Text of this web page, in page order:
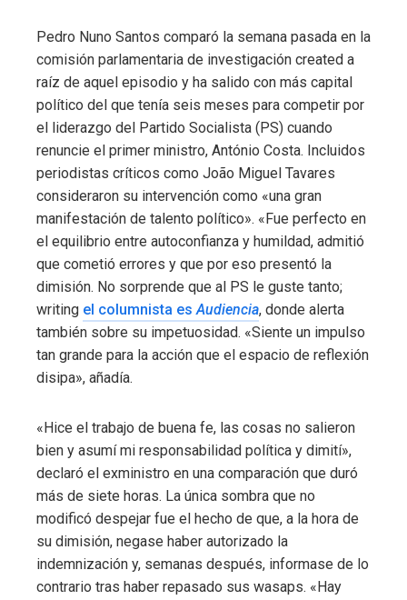
Pedro Nuno Santos comparó la semana pasada en la
comisión parlamentaria de investigación created a
raíz de aquel episodio y ha salido con más capital
político del que tenía seis meses para competir por
el liderazgo del Partido Socialista (PS) cuando
renuncie el primer ministro, António Costa. Incluidos
periodistas críticos como João Miguel Tavares
consideraron su intervención como «una gran
manifestación de talento político». «Fue perfecto en
el equilibrio entre autoconfianza y humildad, admitió
que cometió errores y que por eso presentó la
dimisión. No sorprende que al PS le guste tanto;
writing el columnista es Audiencia, donde alerta
también sobre su impetuosidad. «Siente un impulso
tan grande para la acción que el espacio de reflexión
disipa», añadía.
«Hice el trabajo de buena fe, las cosas no salieron
bien y asumí mi responsabilidad política y dimití»,
declaró el exministro en una comparación que duró
más de siete horas. La única sombra que no
modificó despejar fue el hecho de que, a la hora de
su dimisión, negase haber autorizado la
indemnización y, semanas después, informase de lo
contrario tras haber repasado sus wasaps. «Hay